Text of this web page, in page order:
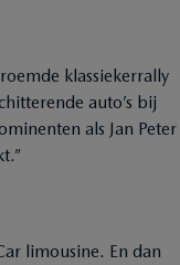
klassiekerrally
auto’s bij
als Jan Peter
limousine. En dan